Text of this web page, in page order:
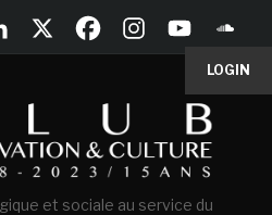
LOGIN
et sociale au service du